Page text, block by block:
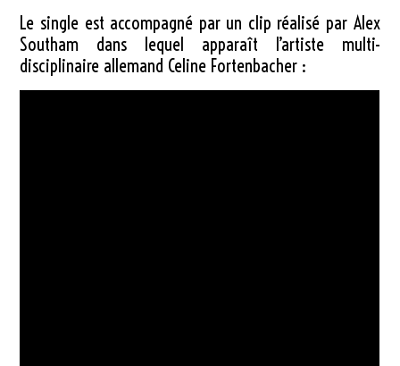
Le single est accompagné par un clip réalisé par Alex
Southam dans lequel apparaît l’artiste multi-
disciplinaire allemand Celine Fortenbacher :